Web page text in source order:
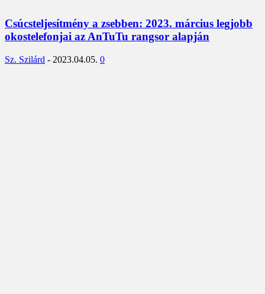
Csúcsteljesítmény a zsebben: 2023. március legjobb
okostelefonjai az AnTuTu rangsor alapján
Sz. Szilárd - 2023.04.05. 0